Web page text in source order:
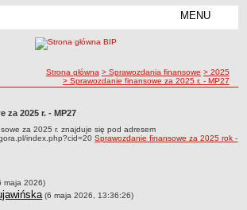
MENU
OŚWIATWYCH
ścieżka nawigacji
Strona główna > Sprawozdania finansowe > 2025
> Sprawozdanie finansowe za 2025 r. - MP27
za 2025 r. - MP27
za 2025 r. znajduje się pod adresem
index.php?cid=20Sprawozdanie finansowe za 2025 rok -
maja 2026)
(6 maja 2026, 13:36:26)